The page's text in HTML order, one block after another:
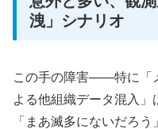
洩」シナリオ
この手の障害——特に「
よる他組織データ混入
「まあ滅多にないだろう